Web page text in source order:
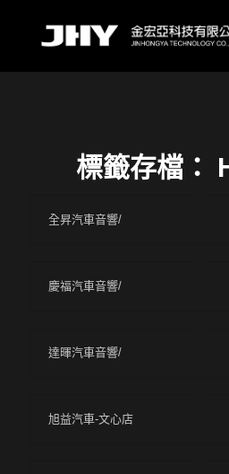
標籤存檔：
全昇汽車音響/
慶福汽車音響/
達暉汽車音響/
旭益汽車-文心店